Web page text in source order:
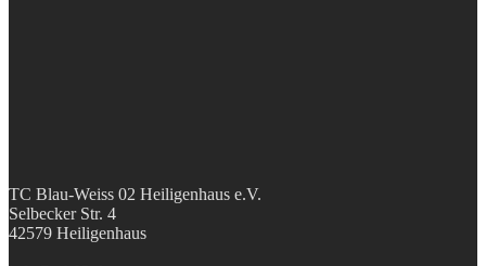
TC Blau-Weiss 02 Heiligenhaus e.V.
Selbecker Str. 4
42579 Heiligenhaus